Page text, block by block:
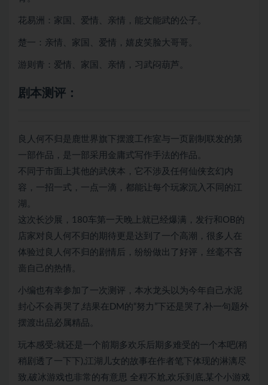
花易洲：家国、爱情、亲情，能文能武的公子。
楚一：亲情、家国、爱情，嬉皮笑脸大哥哥。
游则青：爱情、家国、亲情，习武闷葫芦。
剧本测评 ：
良人何不归是鹿世界旗下摆渡工作室与一页剧制联发的第
一部作品，是一部采用金庸式写作手法的作品。
不同于市面上其他的武侠本，它不涉及任何仙侠玄幻内
容，一招一式，一点一滴，都能让每个玩家沉入不同的江
湖。
这次长沙展，180车第一天晚上就已经爆满，发行和OB的
店家对良人何不归的期待更是达到了一个高潮，很多人在
体验过良人何不归的剧情后，纷纷做出了好评，丝毫不吝
啬自己的热情。
小编也有幸参加了一次测评，本水龙头以为今年自己水泥
封心不会再哭了,结果在DM的“努力”下还是哭了,补一句题外
摆渡出品必属精品。
玩本感受:就还是一个前期多欢乐后期多难受的一个本吧(稍
稍剧透了一下下),江湖儿女的故事在作者笔下体现的淋漓尽
致,破冰游戏也非常的有意思 全程不尬,欢乐到底,某个小游戏